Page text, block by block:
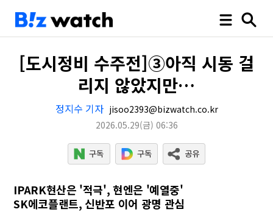
[도시정비 수주전]③아직 시동 걸
리지 않았지만…
정지수 기자 jisoo2393@bizwatch.co.kr
2026.05.29(금) 06:36
IPARK현산은 '적극', 현엔은 '예열중'
SK에코플랜트, 신반포 이어 광명 관심